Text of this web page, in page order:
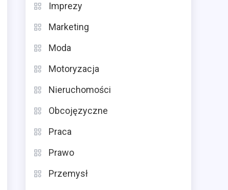
Imprezy
Marketing
Moda
Motoryzacja
Nieruchomości
Obcojęzyczne
Praca
Prawo
Przemysł